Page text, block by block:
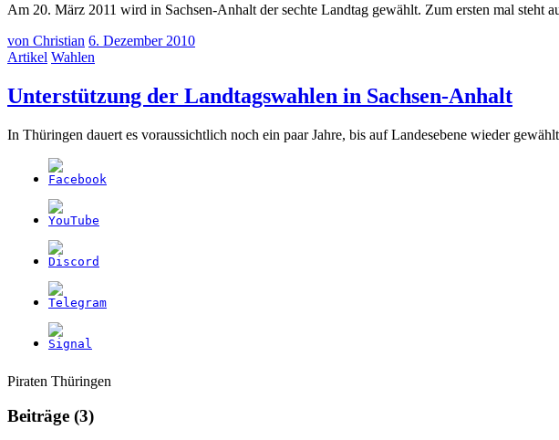
2011)
Am 20. März 2011 wird in Sachsen-Anhalt der sechte Landtag gewählt. Zum ersten mal steht
von Christian 6. Dezember 2010
Artikel Wahlen
Unterstützung der Landtagswahlen in Sachsen-Anhalt(6.
2010)
In Thüringen dauert es voraussichtlich noch ein paar Jahre, bis auf Landesebene wieder
Weitere
Informationen
Navigation
Piraten Thüringen
Beiträge (3)